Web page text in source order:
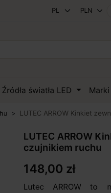
Źródła światła LED Marki
LUTEC ARROW Kinkiet
LUTEC ARROW
czujnikiem ruchu
148,00 zł
Lutec ARROW to